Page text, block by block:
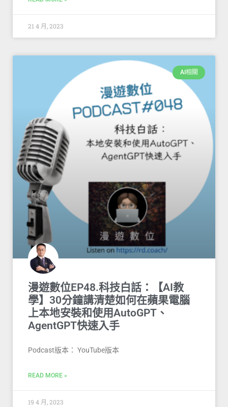
21 4 月, 2023
AI相關
漫遊數位EP48.科技白話：【AI教
學】30分鐘講清楚如何在蘋果電腦
上本地安裝和使用AutoGPT、
AgentGPT快速入手
Podcast版本： YouTube版本
READ MORE »
19 4 月, 2023